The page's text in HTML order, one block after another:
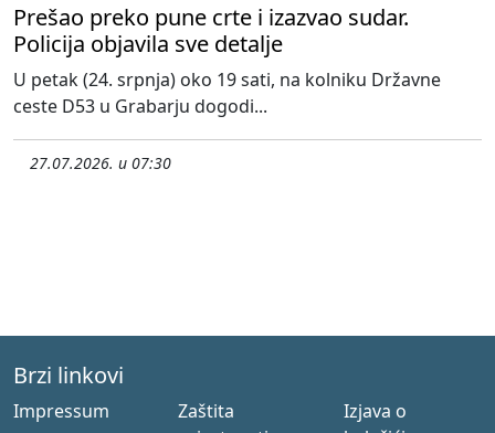
Prešao preko pune crte i izazvao sudar.
Policija objavila sve detalje
U petak (24. srpnja) oko 19 sati, na kolniku Državne
ceste D53 u Grabarju dogodi...
27.07.2026. u 07:30
Brzi linkovi
Impressum
Zaštita
Izjava o